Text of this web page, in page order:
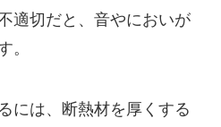
適切だと、音やにおいが
。
には、断熱材を厚くする